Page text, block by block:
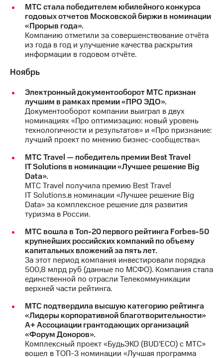
МТС стала победителем юбилейного конкурса
годовых отчетов Московской биржи в номинации
«Прорыв года».
Компанию отметили за совершенствование отчёта
из года в год и улучшение качества раскрытия
информации в годовом отчёте.
Ноябрь
Электронный документооборот МТС признан
лучшим в рамках премии «ПРО ЭДО».
Документооборот компании выиграл в двух
номинациях «Про оптимизацию: новый уровень
технологичности и результатов» и «Про признание:
лучший проект по мнению бизнес-сообщества».
МТС Travel — победитель премии Best Travel
IT Solutions в номинации «Лучшее решение Big
Data».
МТС Travel получила премию Best Travel
IT Solutions.в номинации «Лучшее решение Big
Data» за комплексное решение для развития
туризма в России.
МТС вошла в Топ-20 первого рейтинга Forbes-50
крупнейших российских компаний по объему
капитальных вложений за пять лет.
За этот период компания инвестировали порядка
500,8 млрд руб (данные по МСФО). Компания стала
единственной по отрасли Телекоммуникации
верхней части рейтинга.
МТС подтвердила высшую категорию рейтинга
«Лидеры корпоративной благотворительности»
А+ Ассоциации грантодающих организаций
«Форум Доноров».
Комплексный проект «БудьЭКО (BUD’ECO) с МТС»
вошел в ТОП-3 номинации «Лучшая программа